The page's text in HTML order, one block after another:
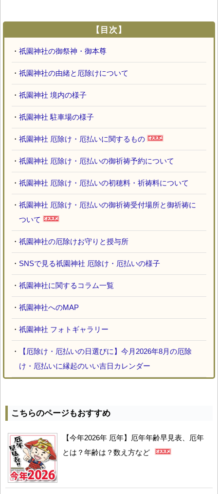
【目次】
・ 祇園神社の御祭神・御本尊
・ 祇園神社の由緒と厄除けについて
・ 祇園神社 境内の様子
・ 祇園神社 駐車場の様子
・ 祇園神社 厄除け・厄払いに関するもの
・ 祇園神社 厄除け・厄払いの御祈祷予約について
・ 祇園神社 厄除け・厄払いの初穂料・祈祷料について
・ 祇園神社 厄除け・厄払いの御祈祷受付場所と御祈祷に
ついて
・ 祇園神社の厄除けお守りと授与所
・ SNSで見る祇園神社 厄除け・厄払いの様子
・ 祇園神社に関するコラム一覧
・ 祇園神社へのMAP
・ 祇園神社 フォトギャラリー
・
【厄除け・厄払いの日選びに】今月2026年8月の厄除
け・厄払いに縁起のいい吉日カレンダー
こちらのページもおすすめ
【今年2026年 厄年】厄年年齢早見表、厄年
とは？年齢は？数え方など